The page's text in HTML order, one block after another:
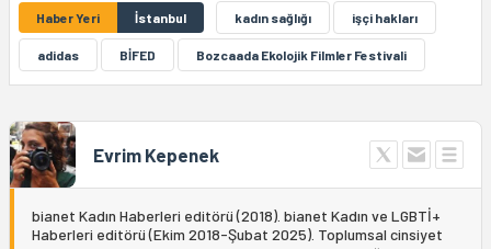
Haber Yeri İstanbul kadın sağlığı işçi hakları
adidas BİFED Bozcaada Ekolojik Filmler Festivali
Evrim Kepenek
bianet Kadın Haberleri editörü (2018). bianet Kadın ve LGBTİ+
Haberleri editörü (Ekim 2018-Şubat 2025). Toplumsal cinsiyet